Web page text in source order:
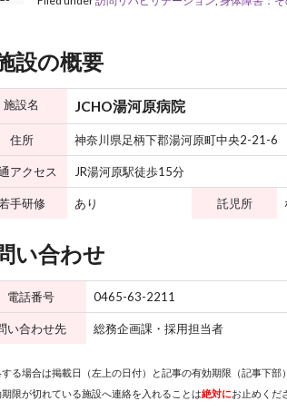
設の概要
施設名 JCHO湯河原病院
住所 神奈川県足柄下郡湯河原町中央2-21-6
アクセス JR湯河原駅徒歩15分
手研修 あり 託児所
い合わせ
電話番号 0465-63-2211
い合わせ先 総務企画課・採用担当者
る場合は掲載日（左上の日付）と記事の有効期限（記事下部
限が切れている施設へ連絡を入れることは絶対にお止めくだ